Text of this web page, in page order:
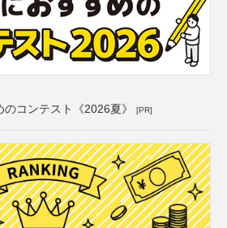
コンテスト《2026夏》 [PR]